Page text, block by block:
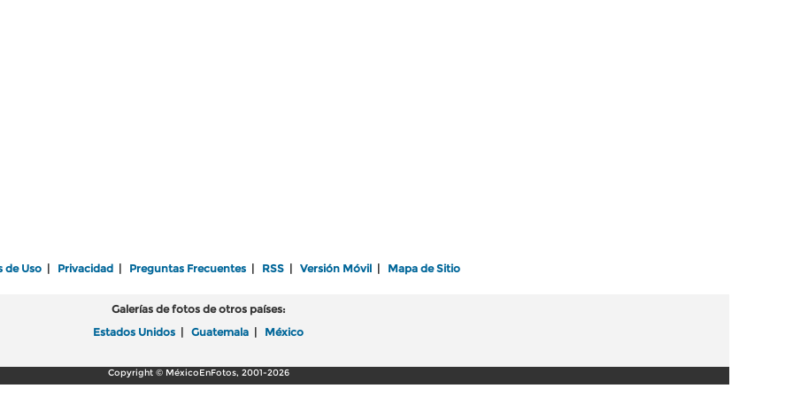
de Uso Privacidad Preguntas Frecuentes RSS Versión Móvil Mapa de Sitio
Galerías de fotos de otros países:
Estados Unidos
Guatemala México
Copyright © MéxicoEnFotos, 2001-2026